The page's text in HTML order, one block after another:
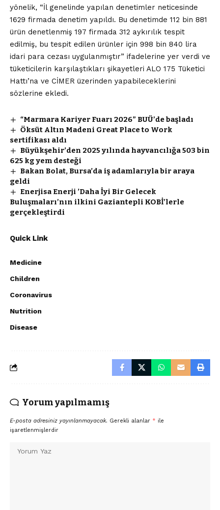
yönelik, “İl genelinde yapılan denetimler neticesinde
1629 firmada denetim yapıldı. Bu denetimde 112 bin 881
ürün denetlenmiş 197 firmada 312 aykırılık tespit
edilmiş, bu tespit edilen ürünler için 998 bin 840 lira
idari para cezası uygulanmıştır” ifadelerine yer verdi ve
tüketicilerin karşılaştıkları şikayetleri ALO 175 Tüketici
Hattı’na ve CİMER üzerinden yapabileceklerini
sözlerine ekledi.
“Marmara Kariyer Fuarı 2026” BUÜ’de başladı
Öksüt Altın Madeni Great Place to Work
sertifikası aldı
Büyükşehir’den 2025 yılında hayvancılığa 503 bin
625 kg yem desteği
Bakan Bolat, Bursa’da iş adamlarıyla bir araya
geldi
Enerjisa Enerji ’Daha İyi Bir Gelecek
Buluşmaları’nın ilkini Gaziantepli KOBİ’lerle
gerçekleştirdi
Quick Link
Medicine
Children
Coronavirus
Nutrition
Disease
Yorum yapılmamış
E-posta adresiniz yayınlanmayacak. Gerekli alanlar * ile
işaretlenmişlerdir